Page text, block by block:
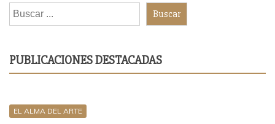
Buscar
PUBLICACIONES DESTACADAS
EL ALMA DEL ARTE